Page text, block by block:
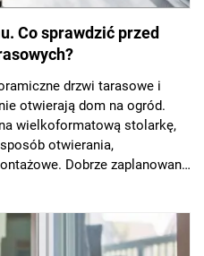
Co sprawdzić przed
drzwi tarasowe i
otwierają dom na ogród.
wielkoformatową stolarkę,
otwierania,
Dobrze zaplanowane